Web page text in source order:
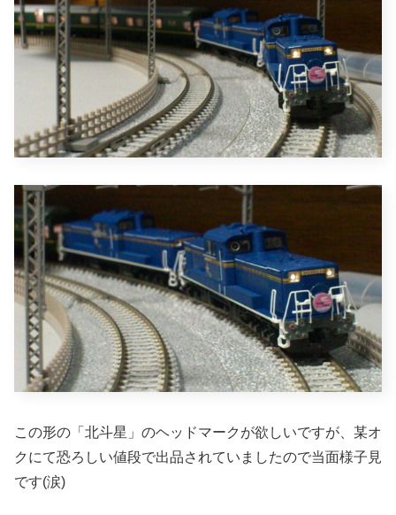
この形の「北斗星」のヘッドマークが欲しいですが、某オ
クにて恐ろしい値段で出品されていましたので当面様子見
です(涙)